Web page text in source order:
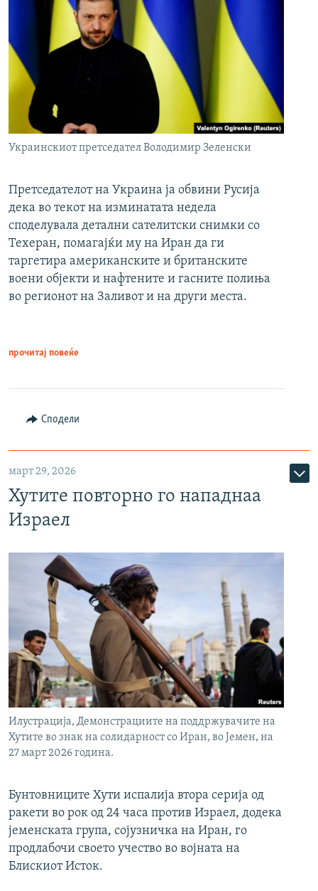
Украинскиот претседател Володимир Зеленски
Претседателот на Украина ја обвини Русија
дека во текот на изминатата недела
споделувала детални сателитски снимки со
Техеран, помагајќи му на Иран да ги
таргетира американските и британските
воени објекти и нафтените и гасните полиња
во регионот на Заливот и на други места.
прочитај повеќе
Сподели
март 29, 2026
Хутите повторно го нападнаа
Израел
Илустрација, Демонстрациите на поддржувачите на
Хутите во знак на солидарност со Иран, во Јемен, на
27 март 2026 година.
Бунтовниците Хути испалија втора серија од
ракети во рок од 24 часа против Израел, додека
јеменската група, сојузничка на Иран, го
продлабочи своето учество во војната на
Блискиот Исток.